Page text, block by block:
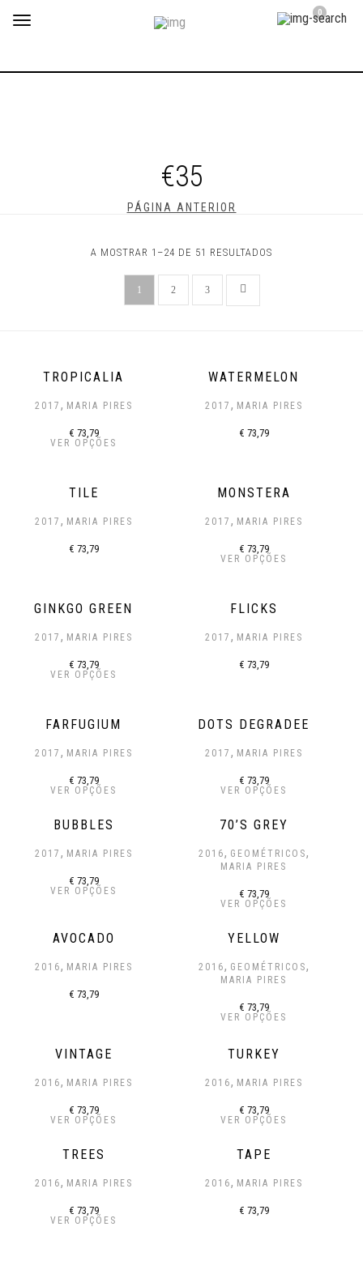
Toggle
0
€35
PÁGINA ANTERIOR
A MOSTRAR 1–24 DE 51 RESULTADOS
1 2 3
TROPICALIA
2017 , MARIA PIRES
€ 73,79
VER OPÇÕES
WATERMELON
2017 , MARIA PIRES
€ 73,79
TILE
2017 , MARIA PIRES
€ 73,79
MONSTERA
2017 , MARIA PIRES
€ 73,79
VER OPÇÕES
GINKGO GREEN
2017 , MARIA PIRES
€ 73,79
VER OPÇÕES
FLICKS
2017 , MARIA PIRES
€ 73,79
FARFUGIUM
2017 , MARIA PIRES
€ 73,79
VER OPÇÕES
DOTS DEGRADEE
2017 , MARIA PIRES
€ 73,79
VER OPÇÕES
BUBBLES
2017 , MARIA PIRES
€ 73,79
VER OPÇÕES
70’S GREY
2016, GEOMÉTRICOS,
MARIA PIRES
€ 73,79
VER OPÇÕES
AVOCADO
2016, MARIA PIRES
€ 73,79
YELLOW
2016, GEOMÉTRICOS,
MARIA PIRES
€ 73,79
VER OPÇÕES
VINTAGE
2016, MARIA PIRES
€ 73,79
VER OPÇÕES
TURKEY
2016, MARIA PIRES
€ 73,79
VER OPÇÕES
TREES
2016, MARIA PIRES
€ 73,79
VER OPÇÕES
TAPE
2016, MARIA PIRES
€ 73,79